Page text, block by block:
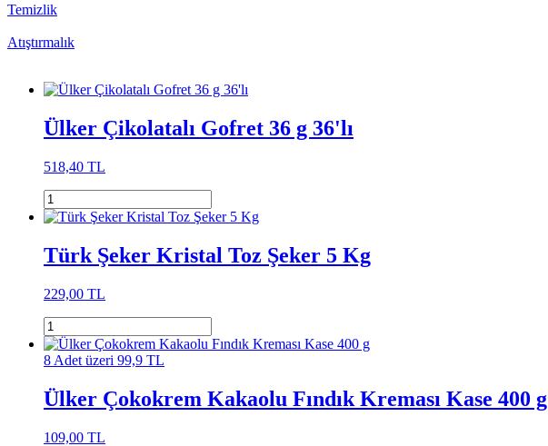
Temizlik
Atıştırmalık
Ülker Çikolatalı Gofret 36 g 36'lı
518,40 TL
Türk Şeker Kristal Toz Şeker 5 Kg
229,00 TL
8 Adet üzeri 99,9 TL
Ülker Çokokrem Kakaolu Fındık Kreması Kase 400 g
109,00 TL